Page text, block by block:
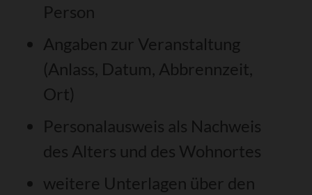
Person
Angaben zur Veranstaltung
(Anlass, Datum, Abbrennzeit,
Ort)
Personalausweis als Nachweis
des Alters und des Wohnortes
weitere Unterlagen über den